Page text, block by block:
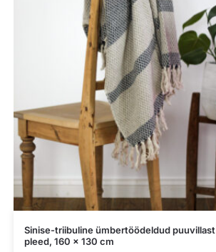
Sinise-triibuline ümbertöödeldud puuvillast
pleed, 160 x 130 cm